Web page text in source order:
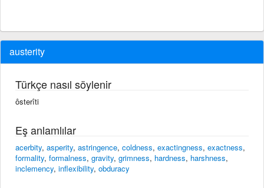
austerity
Türkçe nasıl söylenir
ôsterîti
Eş anlamlılar
acerbity, asperity, astringence, coldness, exactingness, exactness,
formality, formalness, gravity, grimness, hardness, harshness,
inclemency, inflexibility, obduracy